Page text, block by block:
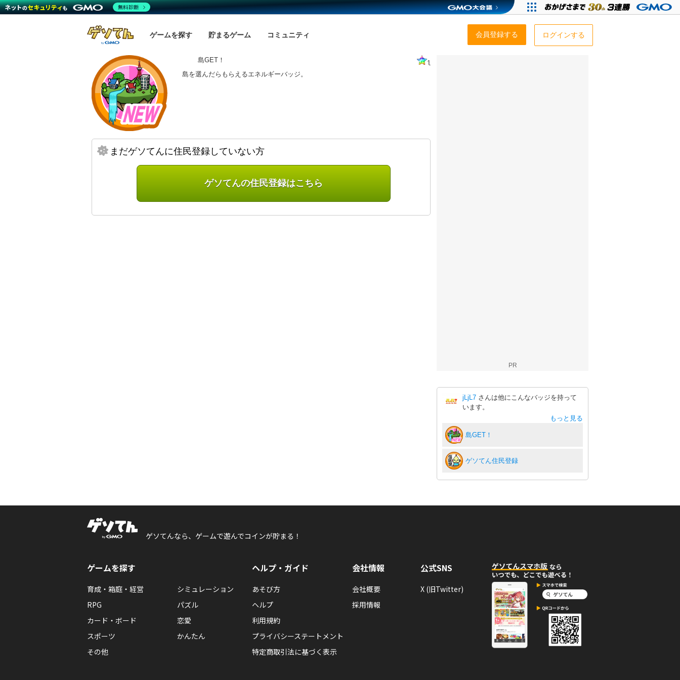
ゲームを探す 貯まるゲーム コミュニティ 会員登録する ログインする
島GET！
1
島を選んだらもらえるエネルギーバッジ。
まだゲソてんに住民登録していない方
ゲソてんの住民登録はこちら
PR
jLjL7 さんは他にこんなバッジを持って
います。
もっと見る
島GET！
ゲソてん住民登録
ゲソてんなら、ゲームで遊んでコインが貯まる！
ゲームを探す
育成・箱庭・経営
シミュレーション
RPG
パズル
カード・ボード
恋愛
スポーツ
かんたん
その他
ヘルプ・ガイド
あそび方
ヘルプ
利用規約
プライバシーステートメント
特定商取引法に基づく表示
会社情報
会社概要
採用情報
公式SNS
X (旧Twitter)
無料診断